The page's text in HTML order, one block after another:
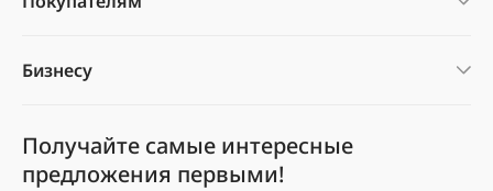
Бизнесу
Получайте самые интересные
предложения первыми!